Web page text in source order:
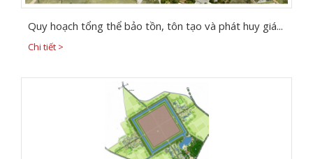
Quy hoạch tổng thể bảo tồn, tôn tạo và phát huy giá...
Chi tiết >